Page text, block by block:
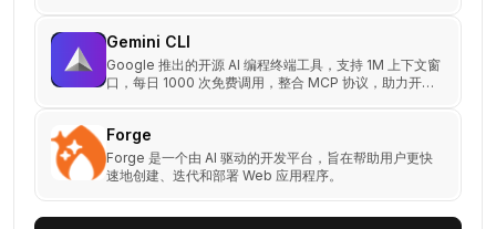
Gemini CLI
Google 推出的开源 AI 编程终端工具，支持 1M 上下文窗
口，每日 1000 次免费调用，整合 MCP 协议，助力开发
Forge
Forge 是一个由 AI 驱动的开发平台，旨在帮助用户更快
速地创建、迭代和部署 Web 应用程序。